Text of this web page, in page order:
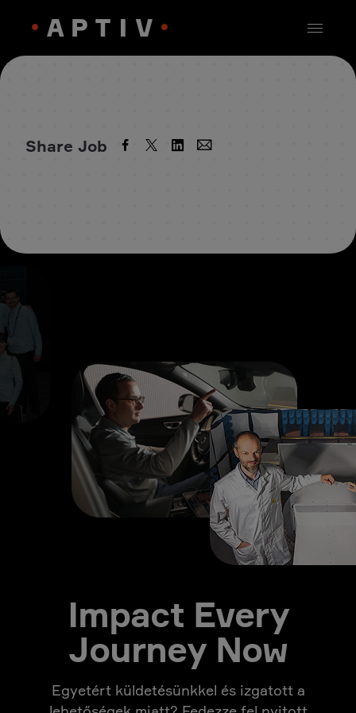
Share Job
Impact Every
Journey Now
Egyetért küldetésünkkel és izgatott a